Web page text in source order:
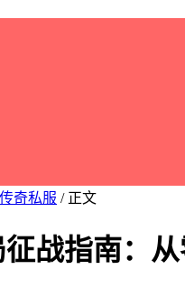
奇私服 / 正文
战指南：